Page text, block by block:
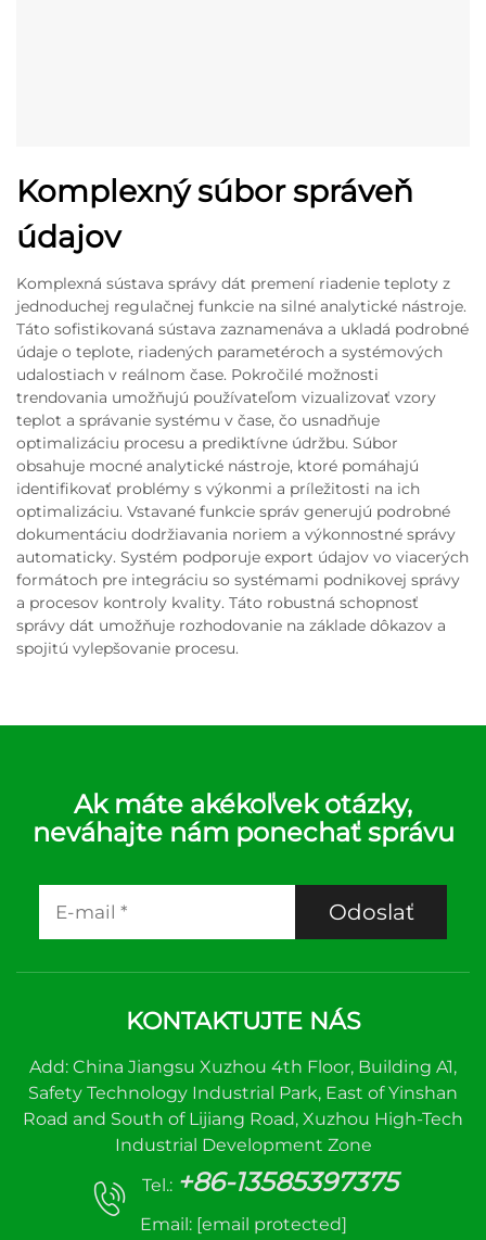
Komplexný súbor správeň
údajov
Komplexná sústava správy dát premení riadenie teploty z
jednoduchej regulačnej funkcie na silné analytické nástroje.
Táto sofistikovaná sústava zaznamenáva a ukladá podrobné
údaje o teplote, riadených parametéroch a systémových
udalostiach v reálnom čase. Pokročilé možnosti
trendovania umožňujú používateľom vizualizovať vzory
teplot a správanie systému v čase, čo usnadňuje
optimalizáciu procesu a prediktívne údržbu. Súbor
obsahuje mocné analytické nástroje, ktoré pomáhajú
identifikovať problémy s výkonmi a príležitosti na ich
optimalizáciu. Vstavané funkcie správ generujú podrobné
dokumentáciu dodržiavania noriem a výkonnostné správy
automaticky. Systém podporuje export údajov vo viacerých
formátoch pre integráciu so systémami podnikovej správy
a procesov kontroly kvality. Táto robustná schopnosť
správy dát umožňuje rozhodovanie na základe dôkazov a
spojitú vylepšovanie procesu.
Ak máte akékoľvek otázky,
neváhajte nám ponechať správu
Odoslať
KONTAKTUJTE NÁS
Add: China Jiangsu Xuzhou 4th Floor, Building A1,
Safety Technology Industrial Park, East of Yinshan
Road and South of Lijiang Road, Xuzhou High-Tech
Industrial Development Zone
Tel.: +86-13585397375
Email: [email protected]